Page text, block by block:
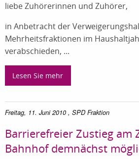
liebe Zuhörerinnen und Zuhörer,
in Anbetracht der
Mehrheitsfraktionen im
verabschieden, ...
Lesen Sie mehr
Freitag, 11. Juni 2010 , SPD Fraktion
Barrierefreier Zustieg am
Bahnhof demnächst